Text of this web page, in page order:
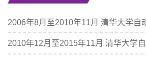
2006年8月至2010年11月 清华大学自
2010年12月至2015年11月 清华大学